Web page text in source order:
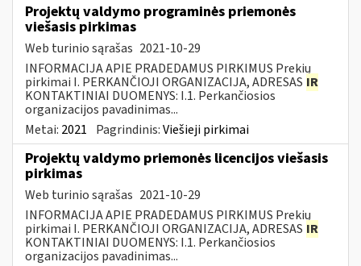
Projektų valdymo programinės priemonės
viešasis pirkimas
Web turinio sąrašas 2021-10-29
INFORMACIJA APIE PRADEDAMUS PIRKIMUS Prekių
pirkimai I. PERKANČIOJI ORGANIZACIJA, ADRESAS IR
KONTAKTINIAI DUOMENYS: I.1. Perkančiosios
organizacijos pavadinimas...
Metai: 2021 Pagrindinis:Viešieji pirkimai
Projektų valdymo priemonės licencijos viešasis
pirkimas
Web turinio sąrašas 2021-10-29
INFORMACIJA APIE PRADEDAMUS PIRKIMUS Prekių
pirkimai I. PERKANČIOJI ORGANIZACIJA, ADRESAS IR
KONTAKTINIAI DUOMENYS: I.1. Perkančiosios
organizacijos pavadinimas...